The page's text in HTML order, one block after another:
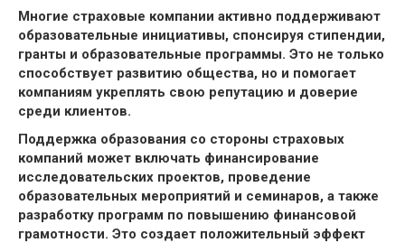
Многие страховые компании активно поддерживают
образовательные инициативы, спонсируя стипендии,
гранты и образовательные программы. Это не только
способствует развитию общества, но и помогает
компаниям укреплять свою репутацию и доверие
среди клиентов.
Поддержка образования со стороны страховых
компаний может включать финансирование
исследовательских проектов, проведение
образовательных мероприятий и семинаров, а также
разработку программ по повышению финансовой
грамотности. Это создает положительный эффект